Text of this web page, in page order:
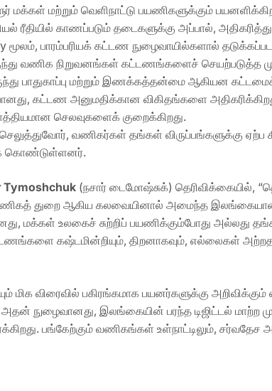
மக்கள் மற்றும் வெளிநாட்டு பயணிகளுக்கும்
ரீதியில் காணப்படும் தடைகளுக்கு அப்பால்,
பாரம்பரியக் கட்டண நுழைவாயில்களால்
வணிக நிறுவனங்கள் கட்டணங்களைச் செயற்படுத்த
பாதுகாப்பு மற்றும் இணக்கத்தன்மை ஆகியன
கட்டண அனுமதிக்கான விகிதங்களை
செலவுகளைக் குறைக்கிறது.
வணிகர்கள் தங்கள் விருப்பங்களுக்கு ஏற்ப
கொண்டுள்ளனர்.
Tymoshchuk (நசார் டைமோஷ்சுக்) தெரிவிக்கையில்,
வணிகத் துறை ஆகிய கலவையினால் அமைந்த
மக்கள் உலகைச் சுற்றிப் பயணிக்கும்போது
கஷ்டமின்றியும், திறனாகவும், எல்லைகள்
விரைவில் பகிரங்கமாக பயனர்களுக்கு
நுழைவானது, இலங்கையின் பரந்த டிஜிட்டல் மாற்ற
பங்கேற்கும் வணிகங்கள் உள்நாட்டிலும், சர்வதேச